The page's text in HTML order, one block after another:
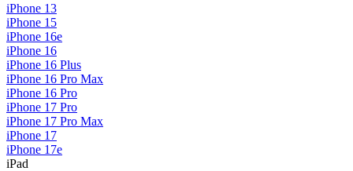
iPhone 13
iPhone 15
iPhone 16e
iPhone 16
iPhone 16 Plus
iPhone 16 Pro Max
iPhone 16 Pro
iPhone 17 Pro
iPhone 17 Pro Max
iPhone 17
iPhone 17e
iPad